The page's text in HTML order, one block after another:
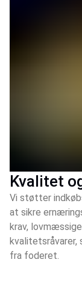
Kvalitet
Vi støtter
at sikre
krav,
kvalitetsråvarer,
fra foderet.